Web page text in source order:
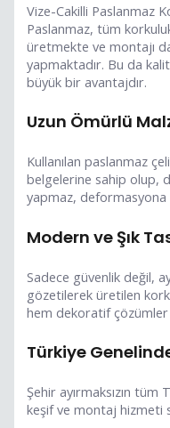
Vize-Cakilli Paslanmaz
Paslanmaz, tüm
üretmekte ve montajı
yapmaktadır. Bu da
büyük bir avantajdır.
Uzun Ömürlü
Kullanılan paslanmaz
belgelerine sahip olup,
yapmaz, deformasyona
Modern ve Şık
Sadece güvenlik değil,
gözetilerek üretilen
hem dekoratif çözümler
Türkiye
Şehir ayırmaksızın
keşif ve montaj hizmeti